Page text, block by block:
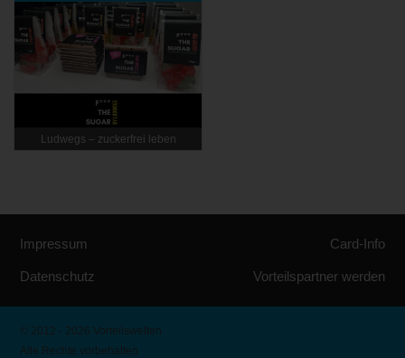
Ludwegs – zuckerfrei leben
Impressum
Datenschutz
Card-Info
Vorteilspartner werden
© 2012 - 2026 Vorteilswelten
Alle Rechte vorbehalten